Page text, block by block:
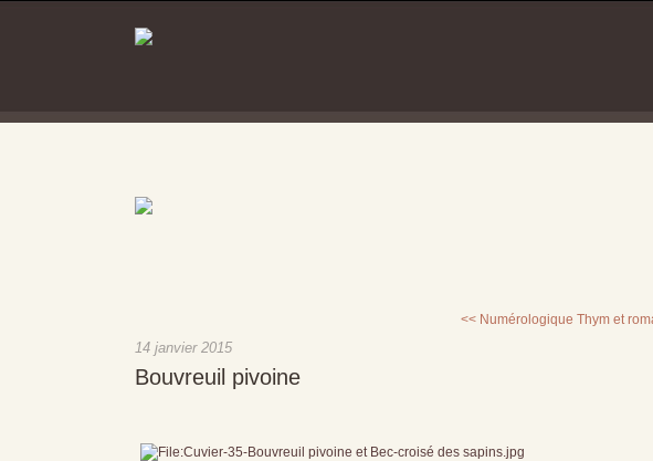
<< Numérologique Thym et
14 janvier 2015
Bouvreuil pivoine